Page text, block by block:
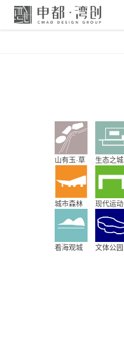
加入CMAD
山有玉·草
生态之城
城市森林 现代运动
看海观城 文体公园